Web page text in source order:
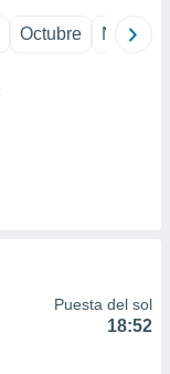
Octubre
Puesta del sol
18:52